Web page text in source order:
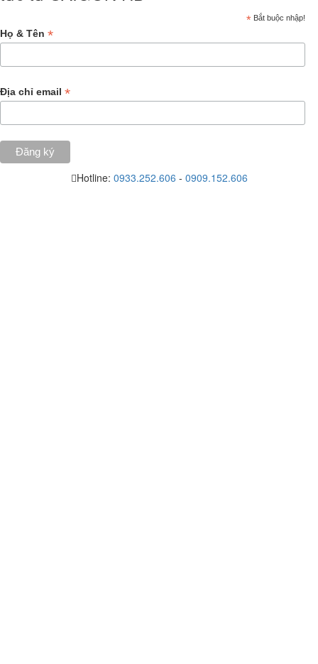
* Bắt buộc nhập!
Họ & Tên *
Địa chỉ email *
Hotline: 0933.252.606 - 0909.152.606